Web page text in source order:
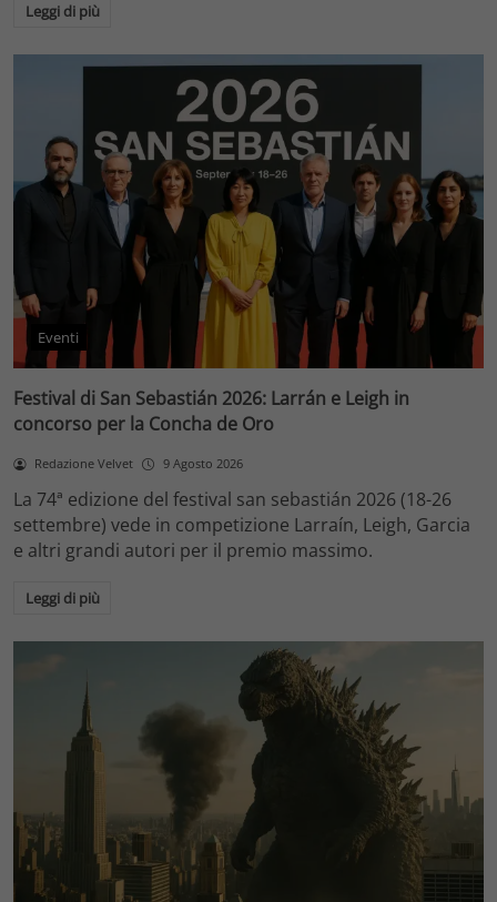
Leggi di più
Eventi
Festival di San Sebastián 2026: Larrán e Leigh in
concorso per la Concha de Oro
Redazione Velvet 9 Agosto 2026
La 74ª edizione del festival san sebastián 2026 (18-26
settembre) vede in competizione Larraín, Leigh, Garcia
e altri grandi autori per il premio massimo.
Leggi di più